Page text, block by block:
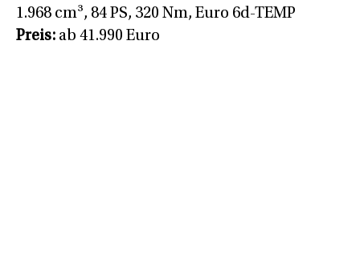
1.968 cm³, 84 PS, 320 Nm, Euro 6d-TEMP
Preis: ab 41.990 Euro